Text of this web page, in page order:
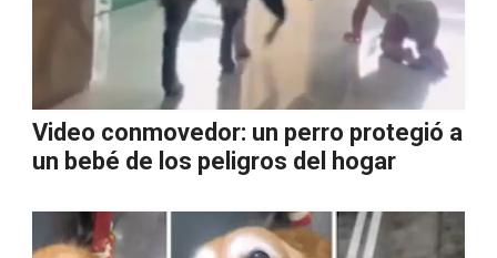
Video conmovedor: un perro protegió a
un bebé de los peligros del hogar